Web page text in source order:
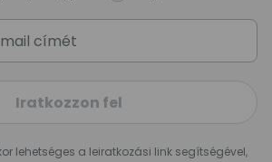
Iratkozzon fel
lehetséges a leiratkozási link segítségével,